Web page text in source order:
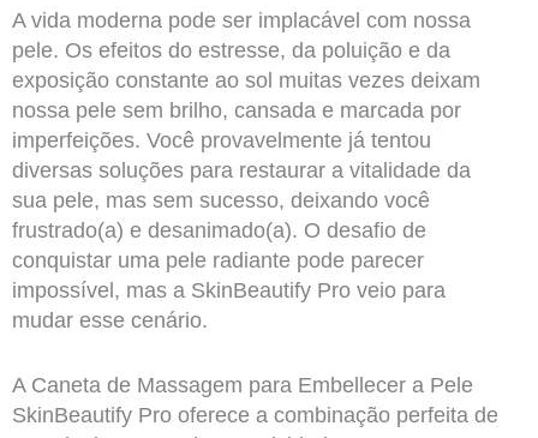
A vida moderna pode ser implacável com nossa
pele. Os efeitos do estresse, da poluição e da
exposição constante ao sol muitas vezes deixam
nossa pele sem brilho, cansada e marcada por
imperfeições. Você provavelmente já tentou
diversas soluções para restaurar a vitalidade da
sua pele, mas sem sucesso, deixando você
frustrado(a) e desanimado(a). O desafio de
conquistar uma pele radiante pode parecer
impossível, mas a SkinBeautify Pro veio para
mudar esse cenário.
A Caneta de Massagem para Embellecer a Pele
SkinBeautify Pro oferece a combinação perfeita de